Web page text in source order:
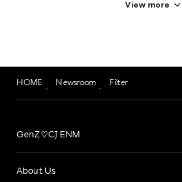
View more
HOME Newsroom Filter
GenZ♡CJ ENM
About Us